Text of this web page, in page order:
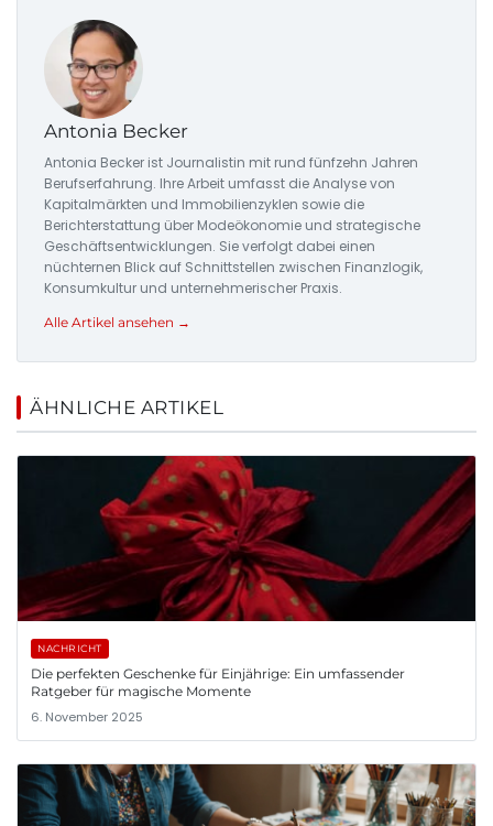
Antonia Becker
Antonia Becker ist Journalistin mit rund fünfzehn Jahren
Berufserfahrung. Ihre Arbeit umfasst die Analyse von
Kapitalmärkten und Immobilienzyklen sowie die
Berichterstattung über Modeökonomie und strategische
Geschäftsentwicklungen. Sie verfolgt dabei einen
nüchternen Blick auf Schnittstellen zwischen Finanzlogik,
Konsumkultur und unternehmerischer Praxis.
Alle Artikel ansehen →
ÄHNLICHE ARTIKEL
NACHRICHT
Die perfekten Geschenke für Einjährige: Ein umfassender
Ratgeber für magische Momente
6. November 2025